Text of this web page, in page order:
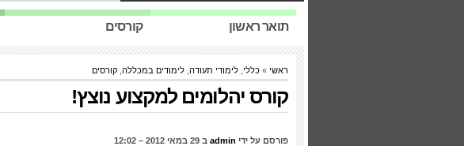
תואר ראשון קורסים
ראשי » כללי לימודי תעודה לימודים במכללה קורסים
קורס יהלומים למקצוע נוצץ!
פורסם על ידי admin ב 29 במאי 2012 – 12:02